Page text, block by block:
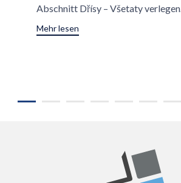
Abschnitt Dřísy – Všetaty verlegen.
Mehr lesen